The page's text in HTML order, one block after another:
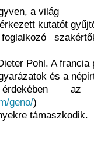
a világ
kutatót
foglalkozó
Pohl. A
és a
érdekében
geno/)
támaszkodik.